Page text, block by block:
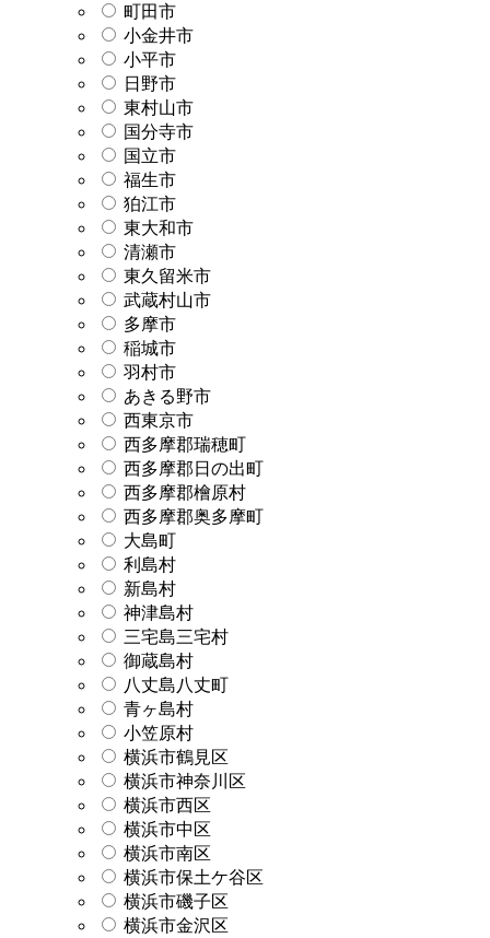
町田市
小金井市
小平市
日野市
東村山市
国分寺市
国立市
福生市
狛江市
東大和市
清瀬市
東久留米市
武蔵村山市
多摩市
稲城市
羽村市
あきる野市
西東京市
西多摩郡瑞穂町
西多摩郡日の出町
西多摩郡檜原村
西多摩郡奥多摩町
大島町
利島村
新島村
神津島村
三宅島三宅村
御蔵島村
八丈島八丈町
青ヶ島村
小笠原村
横浜市鶴見区
横浜市神奈川区
横浜市西区
横浜市中区
横浜市南区
横浜市保土ケ谷区
横浜市磯子区
横浜市金沢区